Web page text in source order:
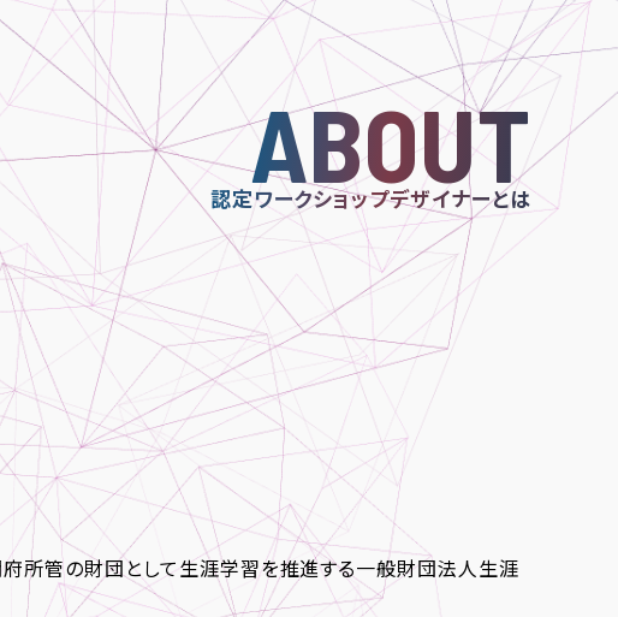
ABOUT
認定ワークショップデザイナーとは
所管の財団として生涯学習を推進する一般財団法人生涯